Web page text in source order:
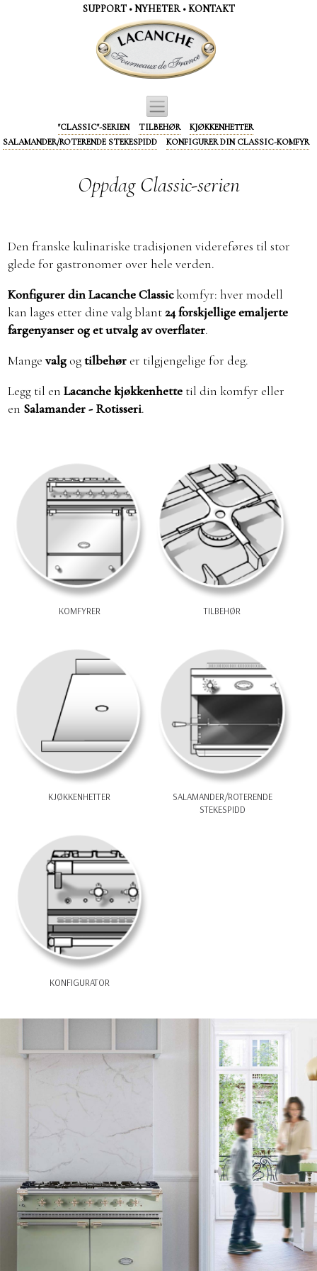
SUPPORT•NYHETER•KONTAKT
"CLASSIC"-SERIEN TILBEHØR
KJØKKENHETTER
SALAMANDER/ROTERENDE STEKESPIDD
KONFIGURER DIN CLASSIC-KOMFYR
Oppdag Classic-serien
Den franske kulinariske tradisjonen videreføres til stor
glede for gastronomer over hele verden.
Konfigurer din Lacanche Classickomfyr: hver modell
kan lages etter dine valg blant24 forskjellige emaljerte
fargenyanser og et utvalg av overflater.
Mangevalg ogtilbehør er tilgjengelige for deg.
Legg til enLacanche kjøkkenhette til din komfyr eller
en Salamander - Rotisseri.
KOMFYRER TILBEHØR
KJØKKENHETTER
SALAMANDER/­ROTERENDE
STEKESPIDD
KONFIGURATOR
Panel for informasjonskapsler